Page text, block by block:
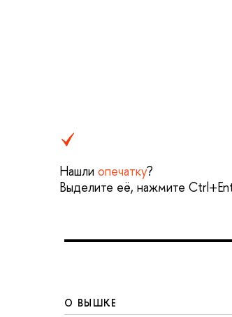
Нашли опечатку?
Выделите её, нажмите
О ВЫШКЕ